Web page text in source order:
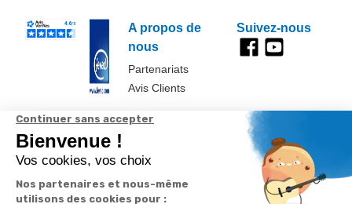
A propos de
nous
Partenariats
Avis Clients
Suivez-nous
Données
personnelles et
cookies
Paramétrer
les cookies
Conditions
générales de